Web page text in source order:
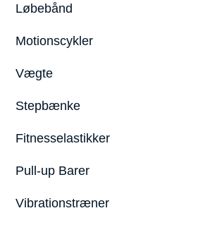
Løbebånd
Motionscykler
Vægte
Stepbænke
Fitnesselastikker
Pull-up Barer
Vibrationstræner